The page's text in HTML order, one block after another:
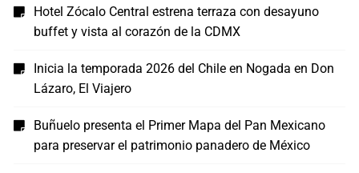
Hotel Zócalo Central estrena terraza con desayuno
buffet y vista al corazón de la CDMX
Inicia la temporada 2026 del Chile en Nogada en Don
Lázaro, El Viajero
Buñuelo presenta el Primer Mapa del Pan Mexicano
para preservar el patrimonio panadero de México